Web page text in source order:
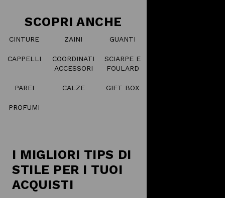
SCOPRI ANCHE
CINTURE ZAINI GUANTI
CAPPELLI
COORDINATI
ACCESSORI
SCIARPE E
FOULARD
PAREI CALZE GIFT BOX
PROFUMI
I MIGLIORI TIPS DI
STILE PER I TUOI
ACQUISTI